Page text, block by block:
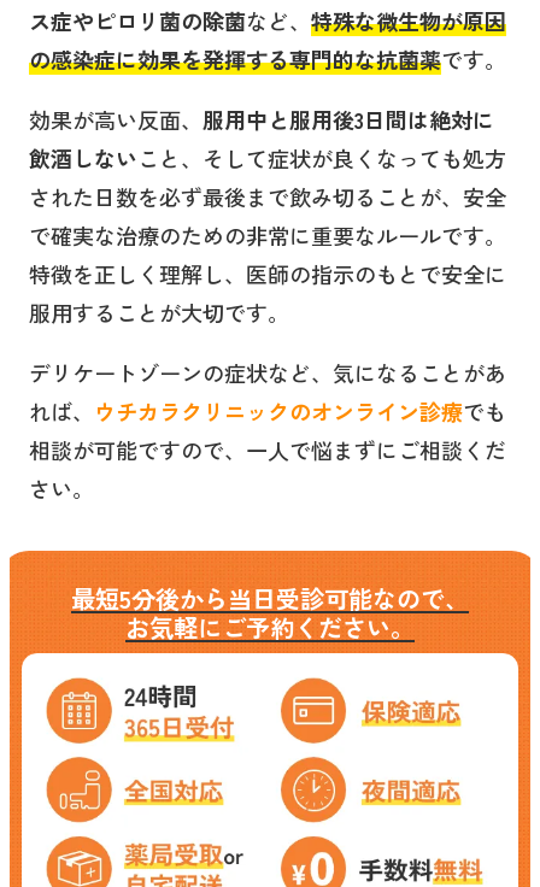
ス症やピロリ菌の除菌など、 特殊な微生物が原因
の感染症に効果を発揮する専門的な抗菌薬です。
効果が高い反面、 服用中と服用後3日間は絶対に
飲酒しないこと、そして症状が良くなっても処方
された日数を必ず最後まで飲み切ることが、安全
で確実な治療のための非常に重要なルールです。
特徴を正しく理解し、医師の指示のもとで安全に
服用することが大切です。
デリケートゾーンの症状など、気になることがあ
れば、
ウチカラクリニックのオンライン診療でも
相談が可能ですので、一人で悩まずにご相談くだ
さい。
最短5分後から当日受診可能なので、
お気軽にご予約ください。